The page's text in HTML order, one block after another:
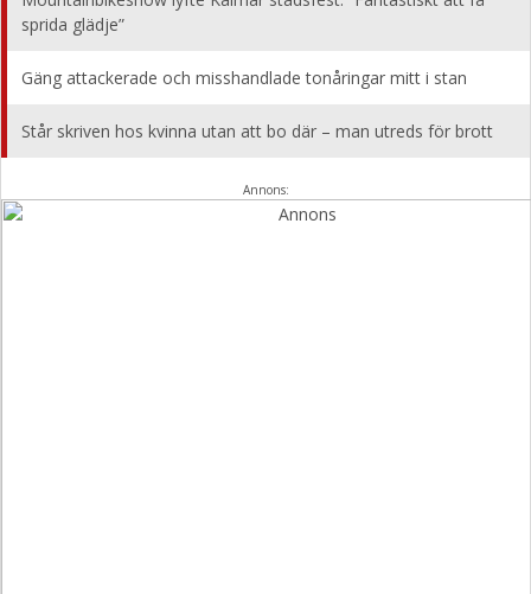
sprida glädje”
Gäng attackerade och misshandlade tonåringar mitt i stan
Står skriven hos kvinna utan att bo där – man utreds för brott
Annons: